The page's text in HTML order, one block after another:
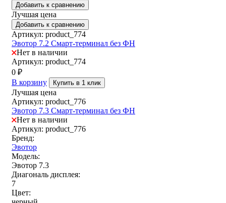
Добавить к сравнению
Лучшая цена
Добавить к сравнению
Артикул: product_774
Эвотор 7.2 Смарт-терминал без ФН
Нет в наличии
Артикул: product_774
0 ₽
В корзину
Купить в 1 клик
Лучшая цена
Артикул: product_776
Эвотор 7.3 Смарт-терминал без ФН
Нет в наличии
Артикул: product_776
Бренд:
Эвотор
Модель:
Эвотор 7.3
Диагональ дисплея:
7
Цвет: